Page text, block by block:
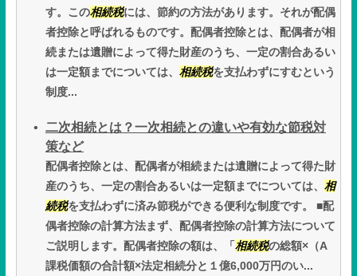
す。この相続税には、節約の方法があります。それが配偶
者控除と呼ばれるものです。配偶者控除とは、配偶者が相
続または遺贈によって得た財産のうち、一定の割合あるい
は一定額までについては、 相続税を支払わずにすむという
制度...
二次相続とは？一次相続との違いや有効な節税対
策など
配偶者控除とは、配偶者が相続または遺贈によって得た財
産のうち、一定の割合あるいは一定額までについては、 相
続税を支払わずに済み節税ができる便利な制度です。 ■配
偶者控除の計算方法まず、配偶者控除の計算方法について
ご説明します。配偶者控除の額は、「 相続税の総額×（A
課税価額の合計額×法定相続分と１億6,000万円のい...